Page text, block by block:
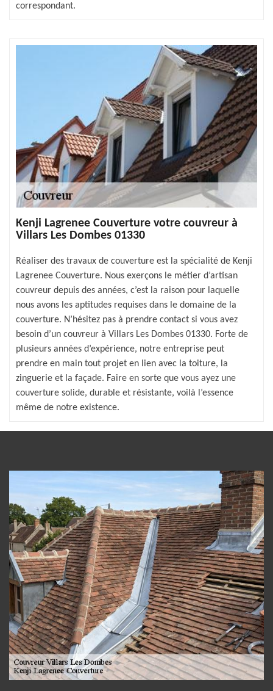
correspondant.
Kenji Lagrenee Couverture votre couvreur à
Villars Les Dombes 01330
Réaliser des travaux de couverture est la spécialité de Kenji
Lagrenee Couverture. Nous exerçons le métier d’artisan
couvreur depuis des années, c’est la raison pour laquelle
nous avons les aptitudes requises dans le domaine de la
couverture. N’hésitez pas à prendre contact si vous avez
besoin d’un couvreur à Villars Les Dombes 01330. Forte de
plusieurs années d’expérience, notre entreprise peut
prendre en main tout projet en lien avec la toiture, la
zinguerie et la façade. Faire en sorte que vous ayez une
couverture solide, durable et résistante, voilà l’essence
même de notre existence.